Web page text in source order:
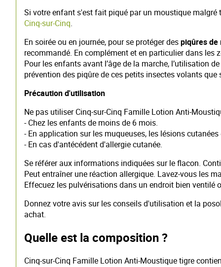
Si votre enfant s'est fait piqué par un moustique
Cinq-sur-Cinq.
En soirée ou en journée, pour se protéger despiqûres de
recommandé. En complément et en particulier dans les
Pour les enfants avant l’âge de la marche, l’utilisation de
prévention des piqûre de ces petits insectes volants
Précaution d'utilisation
Ne pas utiliser Cinq-sur-Cinq Famille Lotion Anti-
- Chez les enfants de moins de 6 mois.
- En application sur les muqueuses, les lésions cutanées
- En cas d'antécédent d'allergie cutanée.
Se référer aux informations indiquées sur le flacon.
Peut entraîner une réaction allergique. Lavez-vous les
Effecuez les pulvérisations dans un endroit bien ventilé
Donnez votre avis sur les conseils d'utilisation et la
achat.
Quelle est la composition ?
Cinq-sur-Cinq Famille Lotion Anti-Moustique tigre